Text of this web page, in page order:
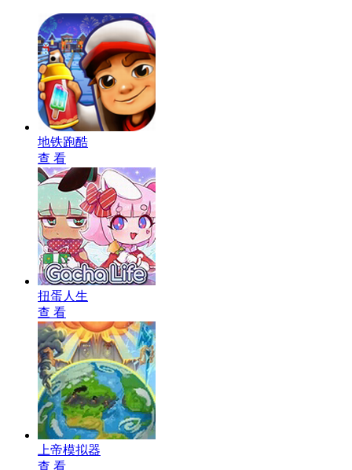
地铁跑酷
查 看
扭蛋人生
查 看
上帝模拟器
查 看